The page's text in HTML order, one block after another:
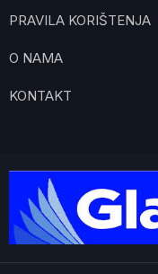
PRAVILA KORIŠTENJA
O NAMA
KONTAKT